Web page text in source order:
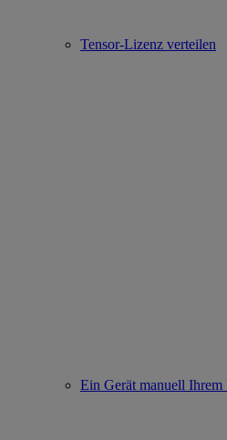
Tensor-Lizenz verteilen
Ein Gerät manuell